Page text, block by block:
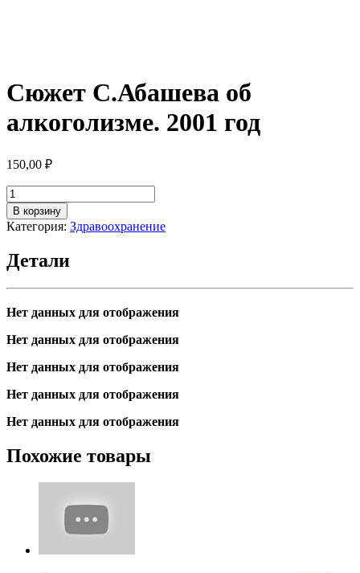
Сюжет С.Абашева об
алкоголизме. 2001 год
150,00 ₽
Количество
товара
Сюжет
С.Абашева
алкоголизме.
год
В корзину
Категория: Здравоохранение
Детали
Нет данных для отображения
Нет данных для отображения
Нет данных для отображения
Нет данных для отображения
Нет данных для отображения
Похожие товары